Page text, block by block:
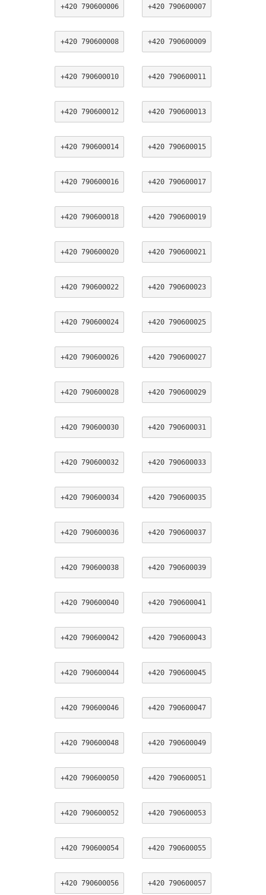
+420 790600006 +420 790600007
+420 790600008 +420 790600009
+420 790600010 +420 790600011
+420 790600012 +420 790600013
+420 790600014 +420 790600015
+420 790600016 +420 790600017
+420 790600018 +420 790600019
+420 790600020 +420 790600021
+420 790600022 +420 790600023
+420 790600024 +420 790600025
+420 790600026 +420 790600027
+420 790600028 +420 790600029
+420 790600030 +420 790600031
+420 790600032 +420 790600033
+420 790600034 +420 790600035
+420 790600036 +420 790600037
+420 790600038 +420 790600039
+420 790600040 +420 790600041
+420 790600042 +420 790600043
+420 790600044 +420 790600045
+420 790600046 +420 790600047
+420 790600048 +420 790600049
+420 790600050 +420 790600051
+420 790600052 +420 790600053
+420 790600054 +420 790600055
+420 790600056 +420 790600057